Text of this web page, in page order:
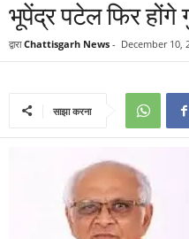
भूपेंद्र पटेल फिर
द्वारा Chattisgarh News - December 10,
साझा करना